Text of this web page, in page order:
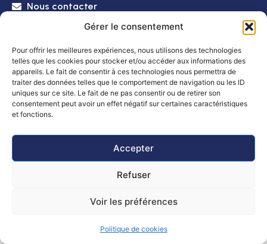
Gérer le consentement
Pour offrir les meilleures expériences, nous utilisons des technologies
telles que les cookies pour stocker et/ou accéder aux informations des
appareils. Le fait de consentir à ces technologies nous permettra de
traiter des données telles que le comportement de navigation ou les ID
uniques sur ce site. Le fait de ne pas consentir ou de retirer son
consentement peut avoir un effet négatif sur certaines caractéristiques
et fonctions.
Accepter
Refuser
Voir les préférences
Politique de cookies
Nous contacter
site
Politique de
Mentions
© 2025 -
Utopia
Horaires d’ouverture
Mairie: Lundi, mardi, mercredi et vendredi
de 8h30 à 12h et de 14h à 16h
Le jeudi de 8h30 à 12h
Poste :
Samedi de 9h à 12h